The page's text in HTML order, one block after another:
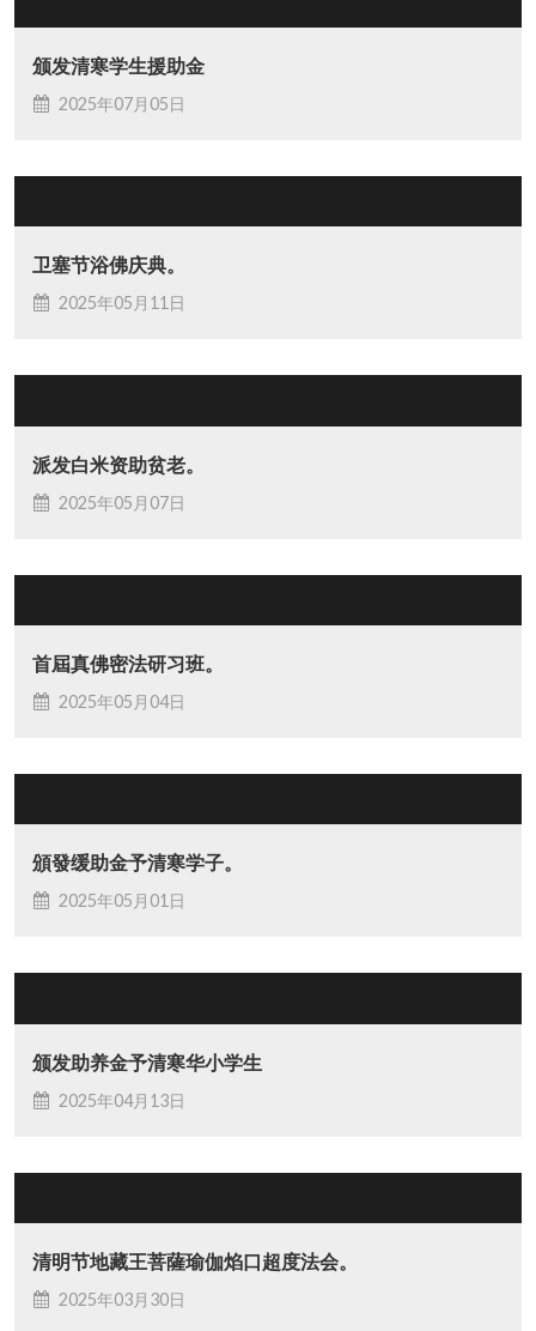
颁发清寒学生援助金
2025年07月05日
卫塞节浴佛庆典。
2025年05月11日
派发白米资助贫老。
2025年05月07日
首屆真佛密法研习班。
2025年05月04日
頒發缓助金予清寒学子。
2025年05月01日
颁发助养金予清寒华小学生
2025年04月13日
清明节地藏王菩薩瑜伽焰口超度法会。
2025年03月30日